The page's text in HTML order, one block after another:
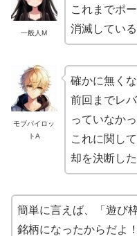
一般人M
これまでポ
消滅している
モブパイロッ
トA
確かに無く
前回までレ
っていなか
これに関し
却を決断し
簡単に言えば、「遊び
銘柄になったからだよ！